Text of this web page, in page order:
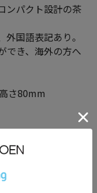
ンパクト設計の茶
国語表記あり。
でき、海外の方へ
さ80mm
天目(てんもく)」
色や茶褐色の釉